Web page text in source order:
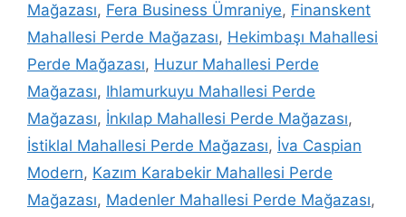
Mağazası, Fera Business Ümraniye, Finanskent
Mahallesi Perde Mağazası, Hekimbaşı Mahallesi
Perde Mağazası, Huzur Mahallesi Perde
Mağazası, Ihlamurkuyu Mahallesi Perde
Mağazası, İnkılap Mahallesi Perde Mağazası,
İstiklal Mahallesi Perde Mağazası, İva Caspian
Modern, Kazım Karabekir Mahallesi Perde
Mağazası, Madenler Mahallesi Perde Mağazası,